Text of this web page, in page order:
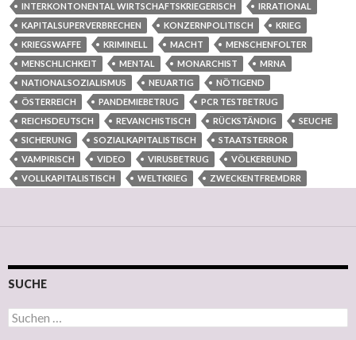
INTERKONTONENTAL WIRTSCHAFTSKRIEGERISCH
IRRATIONAL
KAPITALSUPERVERBRECHEN
KONZERNPOLITISCH
KRIEG
KRIEGSWAFFE
KRIMINELL MACHT
MENSCHENFOLTER
MENSCHLICHKEIT
MENTAL MONARCHIST
MRNA
NATIONALSOZIALISMUS
NEUARTIG
NÖTIGEND
ÖSTERREICH
PANDEMIEBETRUG
PCR TESTBETRUG
REICHSDEUTSCH
REVANCHISTISCH RÜCKSTÄNDIG
SEUCHE
SICHERUNG
SOZIALKAPITALISTISCH
STAATSTERROR
VAMPIRISCH
VIDEO VIRUSBETRUG
VÖLKERBUND
VOLLKAPITALISTISCH
WELTKRIEG ZWECKENTFREMDRR
SUCHE
Suchen nach: